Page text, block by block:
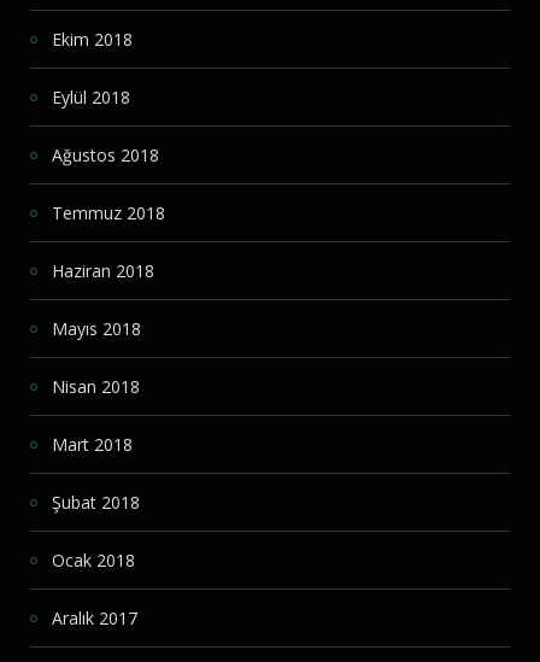
Ekim 2018
Eylül 2018
Ağustos 2018
Temmuz 2018
Haziran 2018
Mayıs 2018
Nisan 2018
Mart 2018
Şubat 2018
Ocak 2018
Aralık 2017